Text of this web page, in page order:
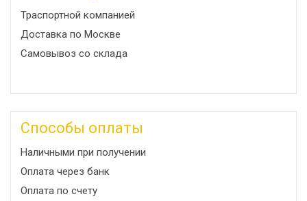
Траспортной компанией
Доставка по Москве
Самовывоз со склада
Способы оплаты
Наличными при получении
Оплата через банк
Оплата по счету